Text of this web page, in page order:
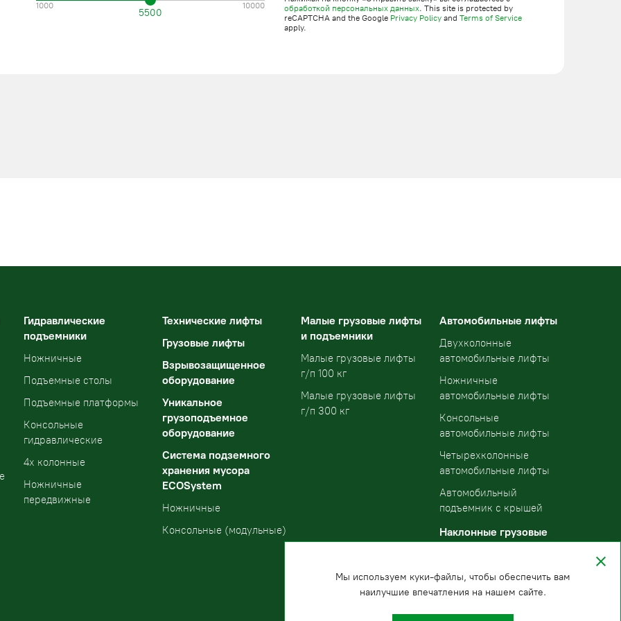
5500
1000 10000
обработкой персональных данных. This site is protected by
reCAPTCHA and the Google Privacy Policy and Terms of Service
apply.
Гидравлические
подъемники
Ножничные
Подъемные столы
Подъемные платформы
Консольные
гидравлические
4х колонные
Ножничные
передвижные
Технические лифты
Грузовые лифты
Взрывозащищенное
оборудование
Уникальное
грузоподъемное
оборудование
Система подземного
хранения мусора
ECOSystem
Ножничные
Консольные (модульные)
Малые грузовые лифты
и подъемники
Малые грузовые лифты
г/п 100 кг
Малые грузовые лифты
г/п 300 кг
Автомобильные лифты
Двухколонные
автомобильные лифты
Ножничные
автомобильные лифты
Консольные
автомобильные лифты
Четырехколонные
автомобильные лифты
Автомобильный
подъемник с крышей
Наклонные грузовые
Мы используем куки-файлы, чтобы обеспечить вам
наилучшие впечатления на нашем сайте.